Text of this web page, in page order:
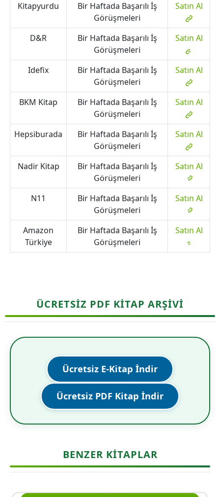
Kitapyurdu
Bir Haftada Başarılı İş
Görüşmeleri
Satın Al
D&R
Bir Haftada Başarılı İş
Görüşmeleri
Satın Al
Idefix
Bir Haftada Başarılı İş
Görüşmeleri
Satın Al
BKM Kitap
Bir Haftada Başarılı İş
Görüşmeleri
Satın Al
Hepsiburada
Bir Haftada Başarılı İş
Görüşmeleri
Satın Al
Nadir Kitap
Bir Haftada Başarılı İş
Görüşmeleri
Satın Al
N11
Bir Haftada Başarılı İş
Görüşmeleri
Satın Al
Amazon
Türkiye
Bir Haftada Başarılı İş
Görüşmeleri
Satın Al
ÜCRETSİZ PDF KİTAP ARŞİVİ
Ücretsiz E-Kitap İndir
Ücretsiz PDF Kitap İndir
BENZER KITAPLAR